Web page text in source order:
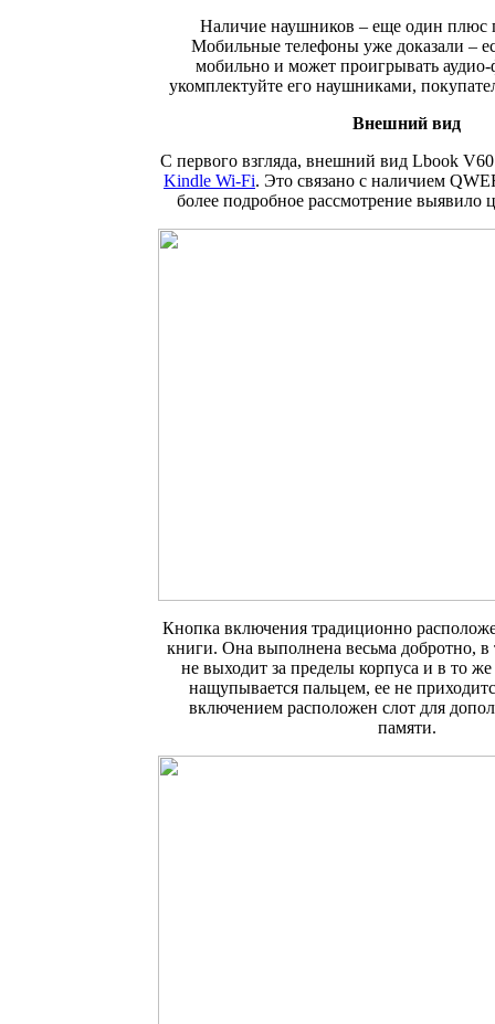
Наличие наушников – еще один плюс
Мобильные телефоны уже доказали –
мобильно и может проигрывать
укомплектуйте его наушниками,
Внешний вид
С первого взгляда, внешний вид Lbook
Kindle Wi-Fi. Это связано с наличием
более подробное рассмотрение выявило
Кнопка включения традиционно
книги. Она выполнена весьма добротно, в
не выходит за пределы корпуса и в то же
нащупывается пальцем, ее не
включением расположен слот для
памяти.